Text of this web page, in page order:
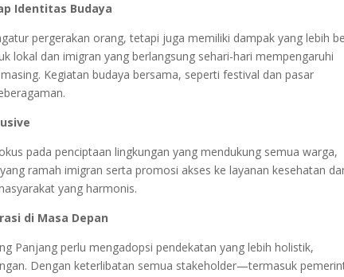
Identitas Budaya
pergerakan orang, tetapi juga memiliki dampak yang lebih
lokal dan imigran yang berlangsung sehari-hari mempengaruhi
Kegiatan budaya bersama, seperti festival dan pasar
pada penciptaan lingkungan yang mendukung semua warga,
ramah imigran serta promosi akses ke layanan kesehatan
yang harmonis.
di Masa Depan
Panjang perlu mengadopsi pendekatan yang lebih holistik,
Dengan keterlibatan semua stakeholder—termasuk